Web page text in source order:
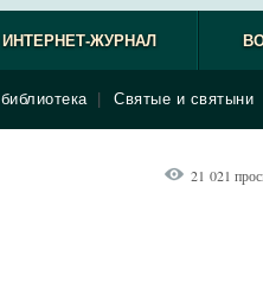
Святые и святыни
ИНТЕРНЕТ-ЖУРНАЛ
21 021